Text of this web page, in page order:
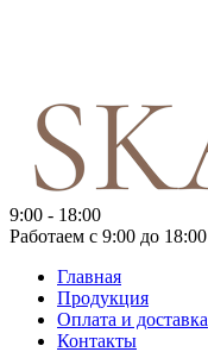
9:00 - 18:00
Работаем с 9:00 до 18:00
Главная
Продукция
Оплата и доставка
Контакты